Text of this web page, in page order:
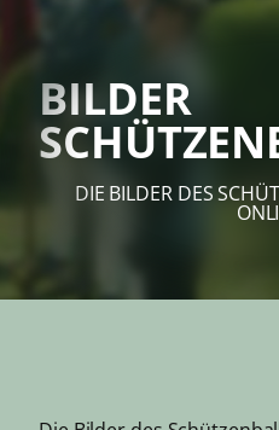
BILDER
DIE BILDER DES